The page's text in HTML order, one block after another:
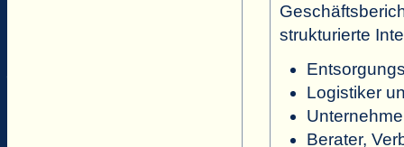
strukturierte
Logistiker
Berater,